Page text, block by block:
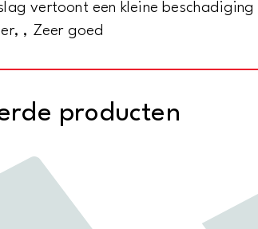
vertoont een kleine
, Zeer goed
producten